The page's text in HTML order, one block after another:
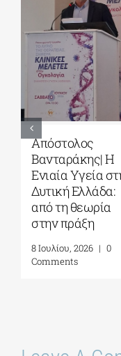
Απόστολος
Βανταράκης| Η
Ενιαία Υγεία
Δυτική Ελλάδα:
από τη θεωρία
στην πράξη
8 Ιουλίου, 2026 | 0
Comments